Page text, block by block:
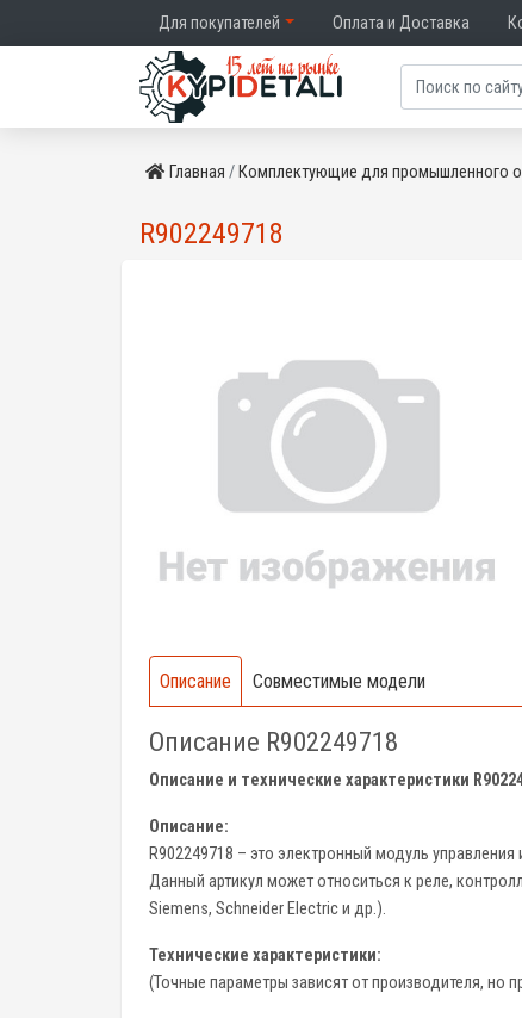
Для покупателей Оплата и Доставка
Главная Комплектующие для промышленного
R902249718
Описание Совместимые модели
Описание R902249718
Описание и технические характеристики
Описание:
R902249718 – это электронный модуль
Данный артикул может относиться к реле,
Siemens, Schneider Electric и др.).
Технические характеристики:
(Точные параметры зависят от производителя, но